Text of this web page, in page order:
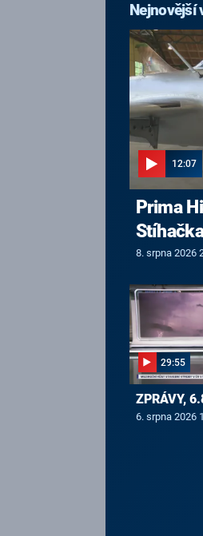
Nejnovější
12:07
Prima
8. srpna 2026
29:55
ZPRÁVY,
6. srpna 2026